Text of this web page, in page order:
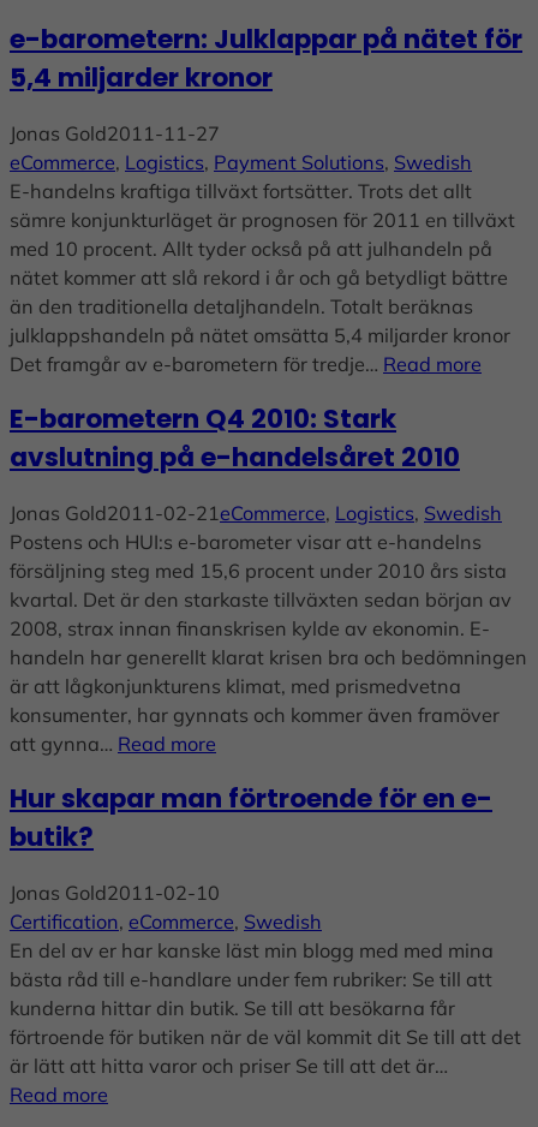
e-barometern: Julklappar på nätet för
5,4 miljarder kronor
Jonas Gold2011-11-27
eCommerce, Logistics, Payment Solutions, Swedish
E-handelns kraftiga tillväxt fortsätter. Trots det allt
sämre konjunkturläget är prognosen för 2011 en tillväxt
med 10 procent. Allt tyder också på att julhandeln på
nätet kommer att slå rekord i år och gå betydligt bättre
än den traditionella detaljhandeln. Totalt beräknas
julklappshandeln på nätet omsätta 5,4 miljarder kronor
Det framgår av e-barometern för tredje… Read more
E-barometern Q4 2010: Stark
avslutning på e-handelsåret 2010
Jonas Gold2011-02-21 eCommerce, Logistics, Swedish
Postens och HUI:s e-barometer visar att e-handelns
försäljning steg med 15,6 procent under 2010 års sista
kvartal. Det är den starkaste tillväxten sedan början av
2008, strax innan finanskrisen kylde av ekonomin. E-
handeln har generellt klarat krisen bra och bedömningen
är att lågkonjunkturens klimat, med prismedvetna
konsumenter, har gynnats och kommer även framöver
att gynna… Read more
Hur skapar man förtroende för en e-
butik?
Jonas Gold2011-02-10
Certification, eCommerce, Swedish
En del av er har kanske läst min blogg med med mina
bästa råd till e-handlare under fem rubriker: Se till att
kunderna hittar din butik. Se till att besökarna får
förtroende för butiken när de väl kommit dit Se till att det
är lätt att hitta varor och priser Se till att det är…
Read more